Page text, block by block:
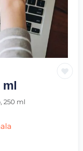
ml
250 ml